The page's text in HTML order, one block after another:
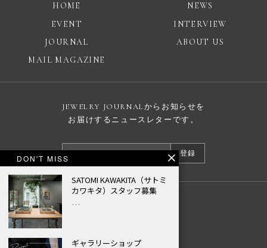
HOME
NEWS
EVENT
INTERVIEW
JOURNAL
ABOUT US
MAIL MAGAZINE
JEWELRY JOURNALからお知らせを
お届けするニュースレターです。
登録
© JEWELRY JOURNAL
DON'T MISS
SATOMI KAWAKITA（サトミ
カワキタ）スタッフ募集
…
ギャラリーショップ